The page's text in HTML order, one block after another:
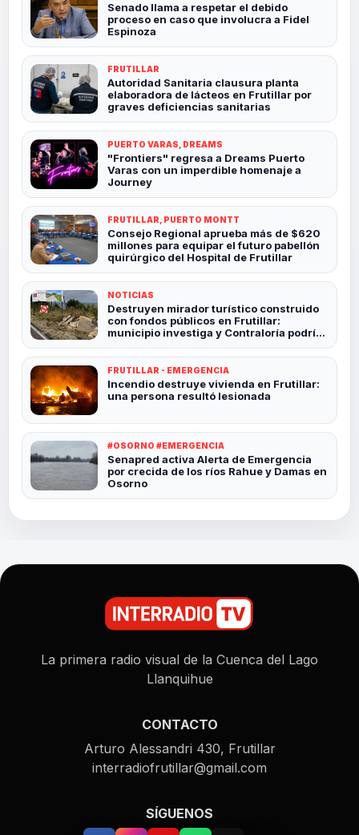
Senado llama a respetar el debido
proceso en caso que involucra a Fidel
Espinoza
FRUTILLAR
Autoridad Sanitaria clausura planta
elaboradora de lácteos en Frutillar por
graves deficiencias sanitarias
PUERTO VARAS, DREAMS
"Frontiers" regresa a Dreams Puerto
Varas con un imperdible homenaje a
Journey
FRUTILLAR, PUERTO MONTT
Consejo Regional aprueba más de $620
millones para equipar el futuro pabellón
quirúrgico del Hospital de Frutillar
NOTICIAS
Destruyen mirador turístico construido
con fondos públicos en Frutillar:
municipio investiga y Contraloría podría
FRUTILLAR - EMERGENCIA
Incendio destruye vivienda en Frutillar:
una persona resultó lesionada
#OSORNO #EMERGENCIA
Senapred activa Alerta de Emergencia
por crecida de los ríos Rahue y Damas en
Osorno
La primera radio visual de la Cuenca del Lago
Llanquihue
CONTACTO
Arturo Alessandri 430, Frutillar
interradiofrutillar@gmail.com
SÍGUENOS